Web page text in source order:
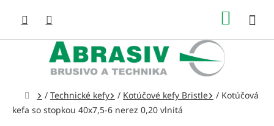
obsah
Domov
/ Technické kefy / Kotúčové kefy Bristle / Kotúčová
kefa so stopkou 40x7,5-6 nerez 0,20 vlnitá